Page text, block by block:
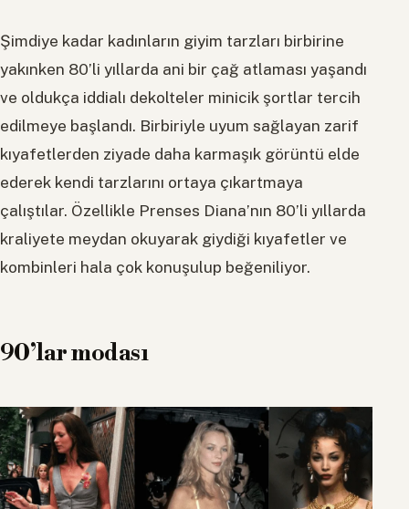
Şimdiye kadar kadınların giyim tarzları birbirine
yakınken 80’li yıllarda ani bir çağ atlaması yaşandı
ve oldukça iddialı dekolteler minicik şortlar tercih
edilmeye başlandı. Birbiriyle uyum sağlayan zarif
kıyafetlerden ziyade daha karmaşık görüntü elde
ederek kendi tarzlarını ortaya çıkartmaya
çalıştılar. Özellikle Prenses Diana’nın 80’li yıllarda
kraliyete meydan okuyarak giydiği kıyafetler ve
kombinleri hala çok konuşulup beğeniliyor.
90’lar modası